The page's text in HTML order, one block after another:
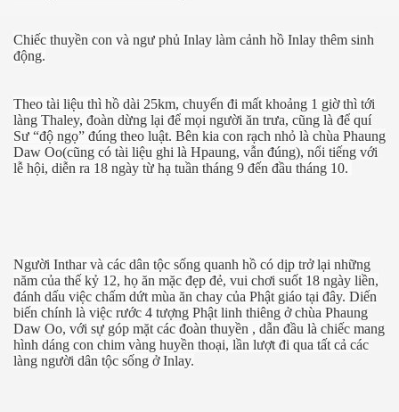
Chiếc thuyền con và ngư phủ Inlay làm cảnh hồ Inlay thêm sinh
động.
Theo tài liệu thì hồ dài 25km, chuyến đi mất khoảng 1 giờ thì tới
làng Thaley, đoàn dừng lại để mọi người ăn trưa, cũng là để quí
Sư “độ ngọ” đúng theo luật. Bên kia con rạch nhỏ là chùa Phaung
Daw Oo(cũng có tài liệu ghi là Hpaung, vẫn đúng), nổi tiếng với
lễ hội, diễn ra 18 ngày từ hạ tuần tháng 9 đến đầu tháng 10.
Người Inthar và các dân tộc sống quanh hồ có dịp trở lại những
năm của thế kỷ 12, họ ăn mặc đẹp đẻ, vui chơi suốt 18 ngày liền,
đánh dấu việc chấm dứt mùa ăn chay của Phật giáo tại đây. Diến
biến chính là việc rước 4 tượng Phật linh thiêng ở chùa Phaung
Daw Oo, với sự góp mặt các đoàn thuyền , dẫn đầu là chiếc mang
hình dáng con chim vàng huyền thoại, lần lượt đi qua tất cả các
làng người dân tộc sống ở Inlay.